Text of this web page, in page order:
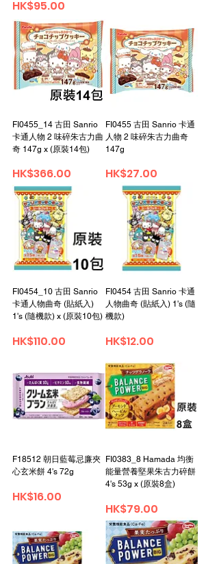
Price
HK$95.00
FI0455_14 古田 Sanrio
卡通人物 2 味碎朱古力曲
奇 147g x (原裝14包)
Price
HK$366.00
FI0455 古田 Sanrio 卡通
人物 2 味碎朱古力曲奇
147g
Price
HK$27.00
FI0454_10 古田 Sanrio
卡通人物曲奇 (貼紙入)
1's (隨機款) x (原裝10包)
Price
HK$110.00
FI0454 古田 Sanrio 卡通
人物曲奇 (貼紙入) 1's (隨
機款)
Price
HK$12.00
F18512 朝日藍莓忌廉夾
心玄米餅 4's 72g
Price
HK$16.00
FI0383_8 Hamada 均衡
能量營養堅果朱古力碎餅
4's 53g x (原裝8盒)
Price
HK$79.00